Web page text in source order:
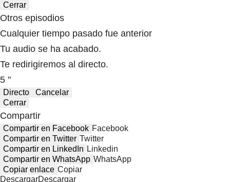
Cerrar
Otros episodios
Cualquier tiempo pasado fue anterior
Tu audio se ha acabado.
Te redirigiremos al directo.
5 "
Directo
Cancelar
Cerrar
Compartir
Compartir en Facebook Facebook
Compartir en Twitter Twitter
Compartir en LinkedIn Linkedin
Compartir en WhatsApp WhatsApp
Copiar enlace Copiar
DescargarDescargar